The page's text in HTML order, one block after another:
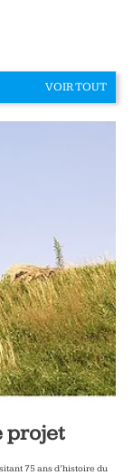
VOIR TOUT
projet
75 ans d’histoire du